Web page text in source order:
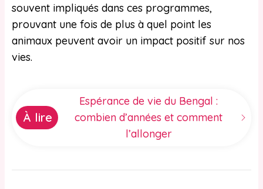
souvent impliqués dans ces programmes,
prouvant une fois de plus à quel point les
animaux peuvent avoir un impact positif sur nos
vies.
À lire
Espérance de vie du Bengal :
combien d’années et comment
l’allonger